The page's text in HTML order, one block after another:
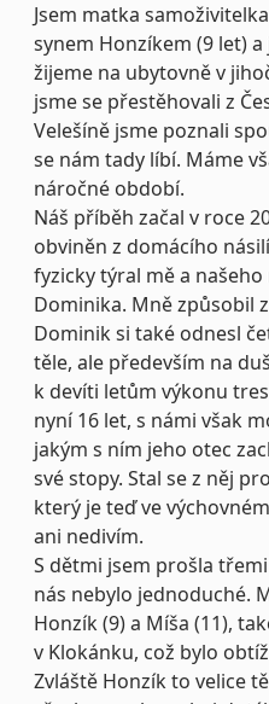
Jsem matka
synem Honzíkem (9 let)
žijeme na ubytovně v
jsme se přestěhovali z
Velešíně jsme poznali
se nám tady líbí. Máme
náročné období.
Náš příběh začal v roce
obviněn z domácího
fyzicky týral mě a
Dominika. Mně způsobil
Dominik si také odnesl
těle, ale především na
k devíti letům výkonu
nyní 16 let, s námi však
jakým s ním jeho otec
své stopy. Stal se z něj
který je teď ve
ani nedivím.
S dětmi jsem prošla
nás nebylo jednoduché.
Honzík (9) a Míša (11),
v Klokánku, což bylo
Zvláště Honzík to velice